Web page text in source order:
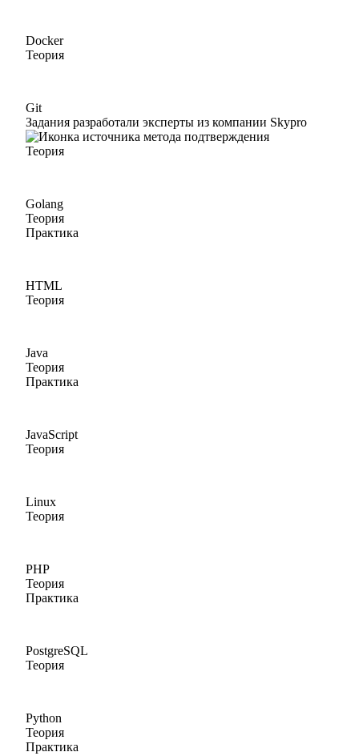
Docker
Теория
Git
Задания разработали эксперты из компании Skypro
Теория
Golang
Теория
Практика
HTML
Теория
Java
Теория
Практика
JavaScript
Теория
Linux
Теория
PHP
Теория
Практика
PostgreSQL
Теория
Python
Теория
Практика